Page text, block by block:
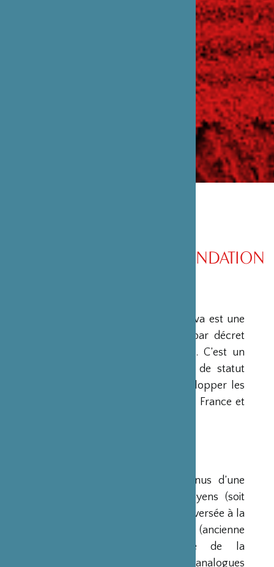
PRÉSENTATION DE LA FONDATION
La Fondation Franco-Japonaise Sasakawa est une
fondation reconnue d’utilité publique par décret
du Premier Ministre du 23 mars 1990. C’est un
organisme privé, sans but lucratif et de statut
français, qui a pour mission de « développer les
relations culturelles et d’amitié entre la France et
Ses ressources proviennent des revenus d’une
dotation initiale de trois milliards de yens (soit
environ 20 millions d’euros à l’époque) versée à la
France par la Fondation Nippon (ancienne
Fondation de l’Industrie Japonaise de la
Construction Navale). Des institutions analogues